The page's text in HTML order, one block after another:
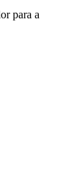
para a